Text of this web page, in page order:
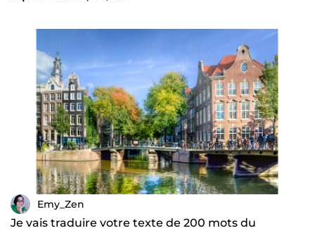
Emy_Zen
Je vais traduire votre texte de 200 mots du